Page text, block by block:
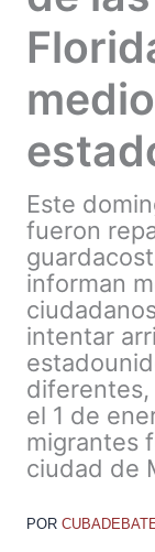
Este
fueron
informan
intentar
el 1 de
migrantes
ciudad de
POR